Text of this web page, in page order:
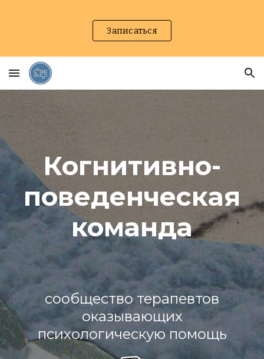
Skip to main content
Записаться
Когнитивно-
поведенческая
команда
сообщество терапевтов
оказывающих
психологическую помощь